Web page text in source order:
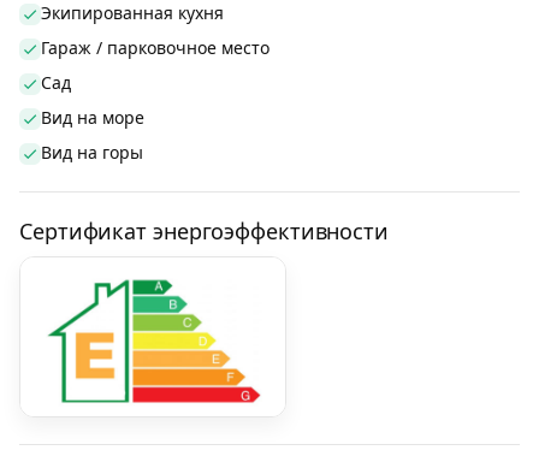
Экипированная кухня
Гараж / парковочное место
Сад
Вид на море
Вид на горы
Сертификат энергоэффективности